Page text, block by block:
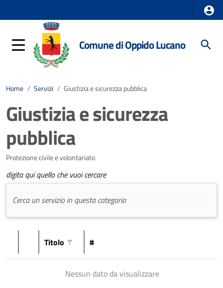
Comune di Oppido Lucano
Home / Servizi / Giustizia e sicurezza pubblica
Giustizia e sicurezza
pubblica
Protezione civile e volontariato
digita qui quello che vuoi cercare
Titolo #
Nessun dato da visualizzare